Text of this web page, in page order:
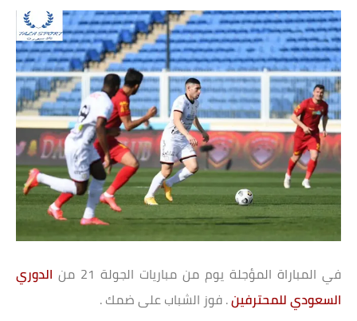
في المباراة المؤجلة يوم من مباريات الجولة 21 من
الدوري
السعودي للمحترفين. فوز الشباب على ضمك .